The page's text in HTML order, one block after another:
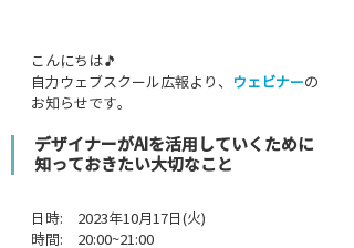
こんにちは🎵
自力ウェブスクール広報より、
ウェビナーの
お知らせです。
デザイナーがAIを活用していくために
知っておきたい大切なこと
日時:　2023年10月17日(火)
時間:　20:00~21:00